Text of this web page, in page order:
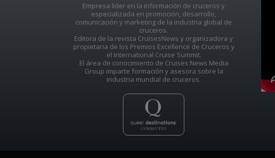
Empresa líder en la información de cruceros y
especializada en promoción, desarrollo,
comunicación y marketing de la industria global de
cruceros.
Editora de la revista CruisesNews y organizadora y
propietaria de los Premios Excellence de Cruceros y
el International Cruise Summit.
El área de conocimiento de Cruises News Media
Group imparte formación y asesora sobre la
industria mundial de cruceros.